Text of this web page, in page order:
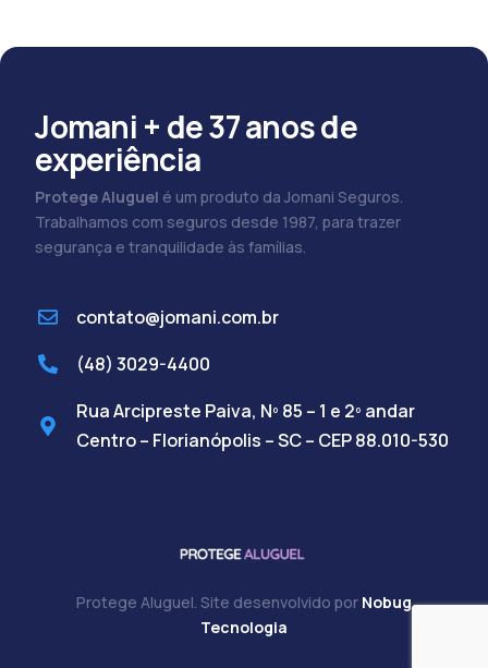
Jomani + de 37 anos de
experiência
Protege Aluguel é um produto da Jomani Seguros.
Trabalhamos com seguros desde 1987, para trazer
segurança e tranquilidade às famílias.
contato@jomani.com.br
(48) 3029-4400
Rua Arcipreste Paiva, Nº 85 – 1 e 2º andar
Centro – Florianópolis – SC – CEP 88.010-530
Protege Aluguel. Site desenvolvido por Nobug
Tecnologia
Cadastre-se